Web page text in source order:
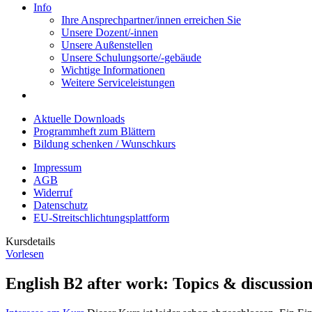
Info
Ihre Ansprechpartner/innen erreichen Sie
Unsere Dozent/-innen
Unsere Außenstellen
Unsere Schulungsorte/-gebäude
Wichtige Informationen
Weitere Serviceleistungen
Aktuelle Downloads
Programmheft zum Blättern
Bildung schenken / Wunschkurs
Impressum
AGB
Widerruf
Datenschutz
EU-Streitschlichtungsplattform
Kursdetails
Vorlesen
English B2 after work: Topics & discussion